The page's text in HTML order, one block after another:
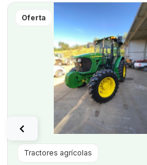
Oferta
Tractores agrícolas